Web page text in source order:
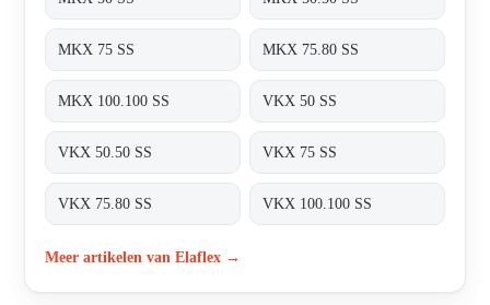
MKX 75 SS MKX 75.80 SS
MKX 100.100 SS VKX 50 SS
VKX 50.50 SS VKX 75 SS
VKX 75.80 SS VKX 100.100 SS
Meer artikelen van Elaflex →